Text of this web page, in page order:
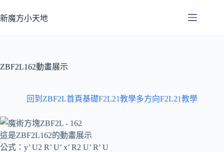
至
容
新魔方小天地
ZBF2L162動畫展示
回到ZBF2L首頁基礎F2L21教學多方向F2L21教學
這是ZBF2L162的動畫展示
公式：y’ U2 R’ U’ x’ R2 U’ R’ U